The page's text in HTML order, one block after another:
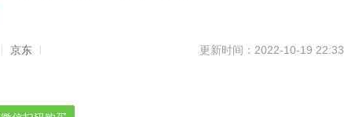
京东 更新时间：2022-10-19 22:33